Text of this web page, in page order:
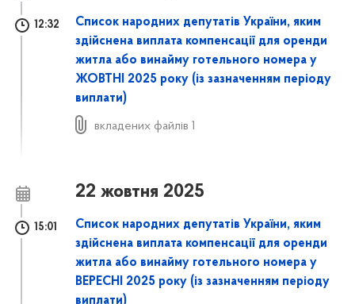
12:32
Список народних депутатів України, яким
здійснена виплата компенсації для оренди
житла або винайму готельного номера у
ЖОВТНІ 2025 року (із зазначенням періоду
виплати)
вкладених файлів 1
22 жовтня 2025
15:01
Список народних депутатів України, яким
здійснена виплата компенсації для оренди
житла або винайму готельного номера у
ВЕРЕСНІ 2025 року (із зазначенням періоду
виплати)